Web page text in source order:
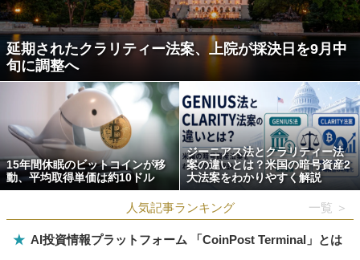
延期されたクラリティー法案、上院が採決日を9月中
旬に調整へ
15年間休眠のビットコインが移
動、平均取得単価は約10ドル
ジーニアス法とクラリティー法
案の違いとは？米国の暗号資産2
大法案をわかりやすく解説
人気記事ランキング 一覧 ＞
★ AI投資情報プラットフォーム 「CoinPost Terminal」とは